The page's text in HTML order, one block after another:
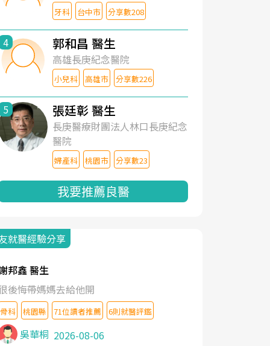
牙科 台中市 分享數208
4 郭和昌 醫生
高雄長庚紀念醫院
小兒科 高雄市 分享數226
5 張廷彰 醫生
長庚醫療財團法人林口長庚紀念
醫院
婦產科 桃園市 分享數23
我要推薦良醫
就醫經驗分享
邦鑫 醫生
後悔帶媽媽去給他開
骨科 桃園縣 71位讀者推薦 6則就醫評鑑
吳華桐 2026-08-06